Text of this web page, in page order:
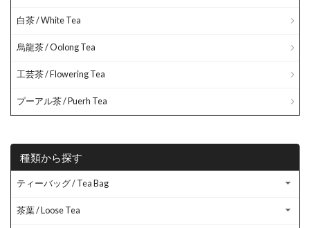
白茶 / White Tea
烏龍茶 / Oolong Tea
工芸茶 / Flowering Tea
プーアル茶 / Puerh Tea
種類から探す
ティーバッグ / Tea Bag
茶葉 / Loose Tea